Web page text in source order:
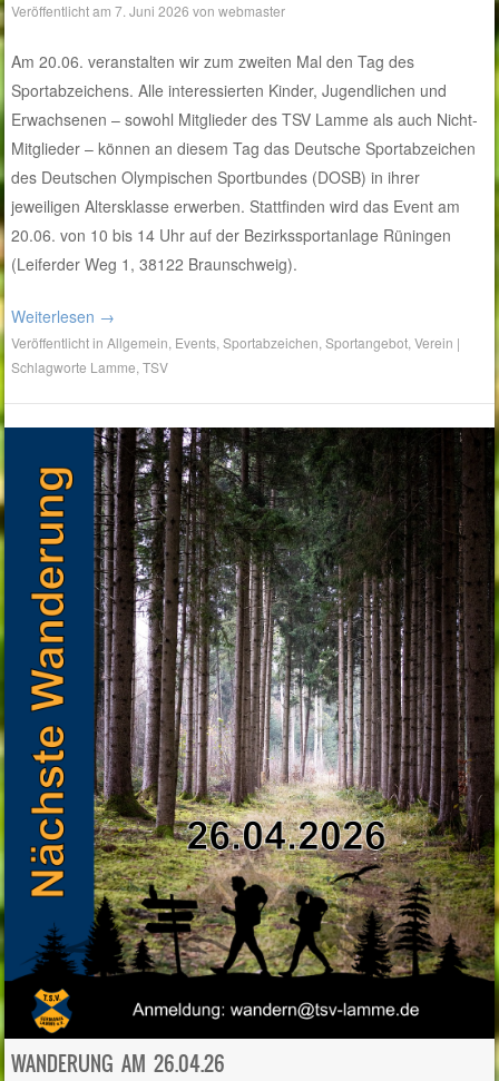
Veröffentlicht am7. Juni 2026 vonwebmaster
Am 20.06. veranstalten wir zum zweiten Mal den Tag des
Sportabzeichens. Alle interessierten Kinder, Jugendlichen und
Erwachsenen – sowohl Mitglieder des TSV Lamme als auch Nicht-
Mitglieder – können an diesem Tag das Deutsche Sportabzeichen
des Deutschen Olympischen Sportbundes (DOSB) in ihrer
jeweiligen Altersklasse erwerben. Stattfinden wird das Event am
20.06. von 10 bis 14 Uhr auf der Bezirkssportanlage Rüningen
(Leiferder Weg 1, 38122 Braunschweig).
Weiterlesen →
Veröffentlicht inAllgemein Events ,Sportabzeichen ,Sportangebot ,Verein |
Schlagworte Lamme ,TSV
WANDERUNG AM 26.04.26